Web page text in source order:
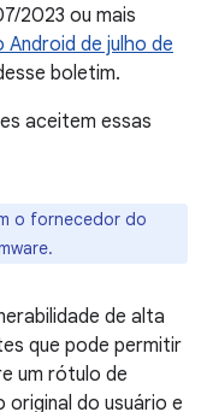
2023 ou mais
de julho de
boletim.
aceitem essas
o fornecedor do
de alta
que pode permitir
um rótulo de
do usuário e